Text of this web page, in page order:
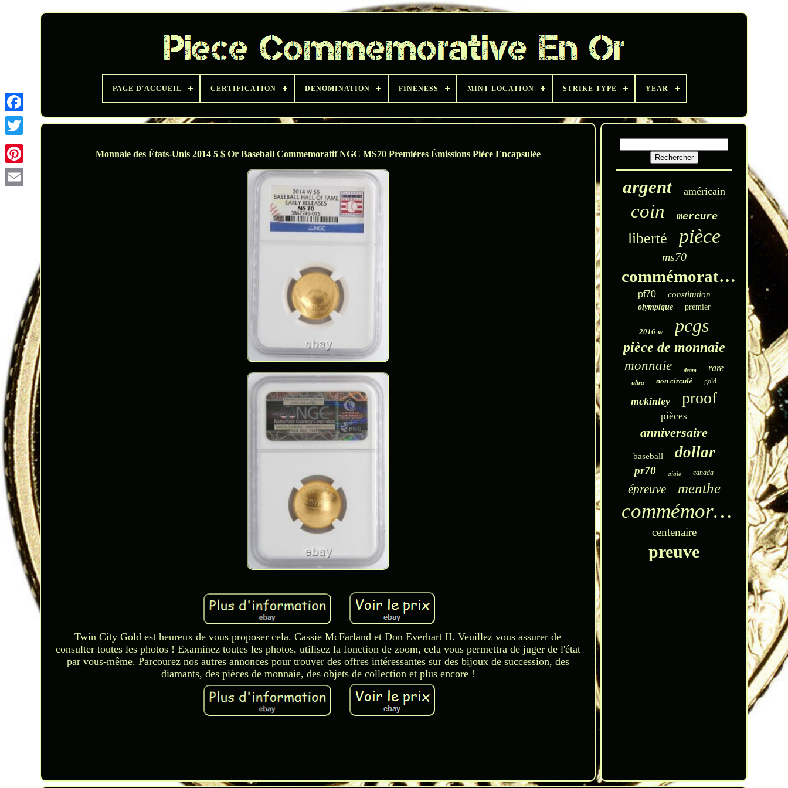
Twitter
PAGE D'ACCUEIL CERTIFICATION DENOMINATION FINENESS MINT LOCATION STRIKE TYPE YEAR
Monnaie des États-Unis 2014 5 $ Or Baseball Commemoratif NGC MS70 Premières Émissions Pièce Encapsulée
Twin City Gold est heureux de vous proposer cela. Cassie McFarland et Don Everhart II. Veuillez vous assurer de
consulter toutes les photos ! Examinez toutes les photos, utilisez la fonction de zoom, cela vous permettra de juger de l'état
par vous-même. Parcourez nos autres annonces pour trouver des offres intéressantes sur des bijoux de succession, des
diamants, des pièces de monnaie, des objets de collection et plus encore !
argent américain
coin mercure
liberté pièce
ms70
commémorative
pf70 constitution
olympique premier
2016-w pcgs
pièce de monnaie
monnaie dcam rare
ultra non circulé gold
mckinley proof
pièces
anniversaire
baseball dollar
pr70 aigle canada
épreuve menthe
commémoratif
centenaire
preuve